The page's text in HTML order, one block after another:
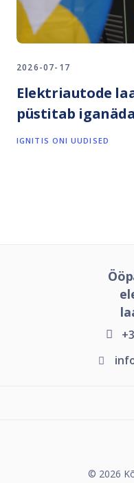
2026-07-17
Elektriautode
püstitab
IGNITIS ONI UUDISED
© 2026